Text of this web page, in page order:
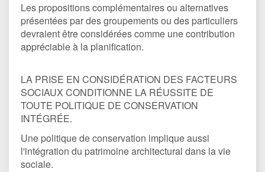
Les propositions complémentaires ou alternatives
présentées par des groupements ou des particuliers
devraient être considérées comme une contribution
appréciable à la planification.
LA PRISE EN CONSIDÉRATION DES FACTEURS
SOCIAUX CONDITIONNE LA RÉUSSITE DE
TOUTE POLITIQUE DE CONSERVATION
INTÉGRÉE.
Une politique de conservation implique aussi
l'intégration du patrimoine architectural dans la vie
sociale.